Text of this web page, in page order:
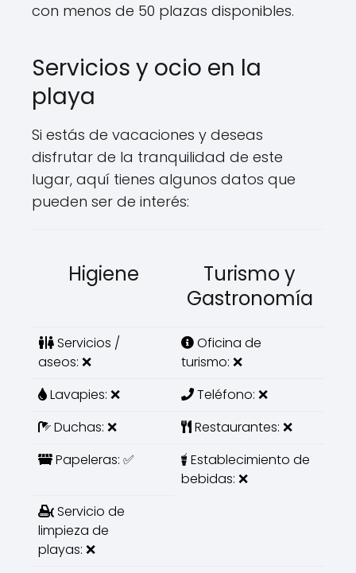
con menos de 50 plazas disponibles.
Servicios y ocio en la
playa
Si estás de vacaciones y deseas
disfrutar de la tranquilidad de este
lugar, aquí tienes algunos datos que
pueden ser de interés:
Higiene
Turismo y
Gastronomía
Servicios /
aseos: ❌
Oficina de
turismo: ❌
Lavapies: ❌
Teléfono: ❌
Duchas: ❌
Restaurantes: ❌
Papeleras: ✅
Establecimiento de
bebidas: ❌
Servicio de
limpieza de
playas: ❌